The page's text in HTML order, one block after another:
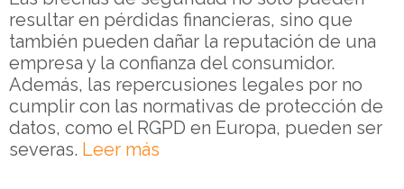
resultar en pérdidas financieras, sino que
también pueden dañar la reputación de una
empresa y la confianza del consumidor.
Además, las repercusiones legales por no
cumplir con las normativas de protección de
datos, como el RGPD en Europa, pueden ser
severas. Leer más